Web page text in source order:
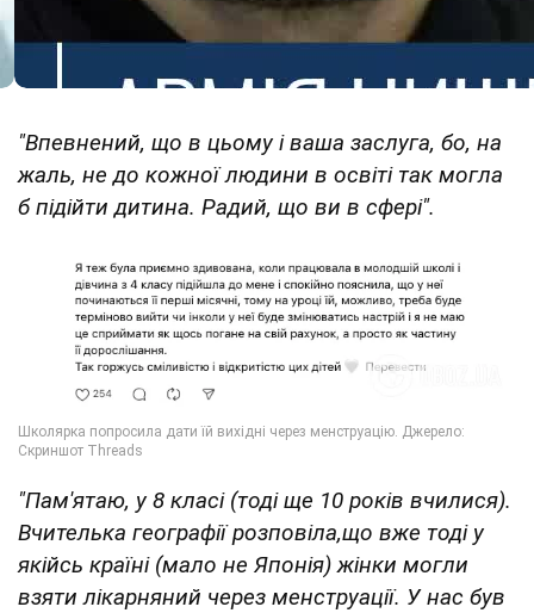
"Впевнений, що в цьому і ваша заслуга, бо, на
жаль, не до кожної людини в освіті так могла
б підійти дитина. Радий, що ви в сфері".
"Пам'ятаю, у 8 класі (тоді ще 10 років вчилися).
Вчителька географії розповіла,що вже тоді у
якійсь країні (мало не Японія) жінки могли
взяти лікарняний через менструації. У нас був